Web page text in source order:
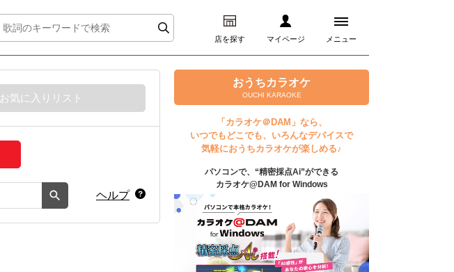
店を探す マイページ メニュー
ログイン
マイページ
プレミアムサービス
DAM★とも動画
DAM★とも録音
カラオケ＠DAM
お気に入りリスト
ヘルプ
おうちカラオケ
OUCHI KARAOKE
「カラオケ＠DAM」なら、
いつでもどこでも、いろんなデバイスで
気軽におうちカラオケが楽しめる♪
パソコンで、“精密採点Ai”ができる
カラオケ@DAM for Windows